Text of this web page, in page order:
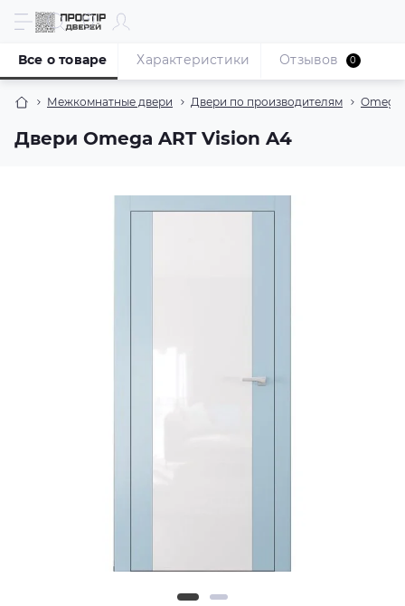
Межкомнатные двери Двери по производителям Omega
Двери Omega ART Vision A4
Все о товаре Характеристики Отзывов 0